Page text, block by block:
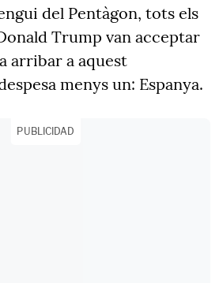
del Pentàgon, tots els
Trump van acceptar
arribar a aquest
menys un: Espanya.
PUBLICIDAD